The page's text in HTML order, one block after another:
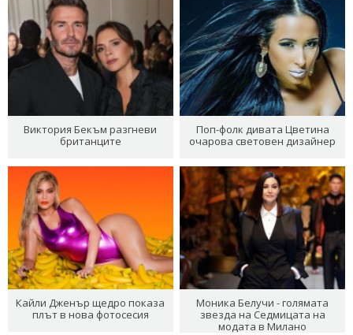
Виктория Бекъм разгневи
британците
Поп-фолк дивата Цветина
очарова световен дизайнер
Кайли Дженър щедро показа
плът в нова фотосесия
Моника Белучи - голямата
звезда на Седмицата на
модата в Милано